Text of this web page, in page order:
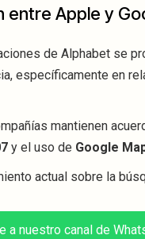
entre Apple y
de Alphabet se
específicamente en
mantienen
y el uso de Google
actual sobre la
a nuestro canal de